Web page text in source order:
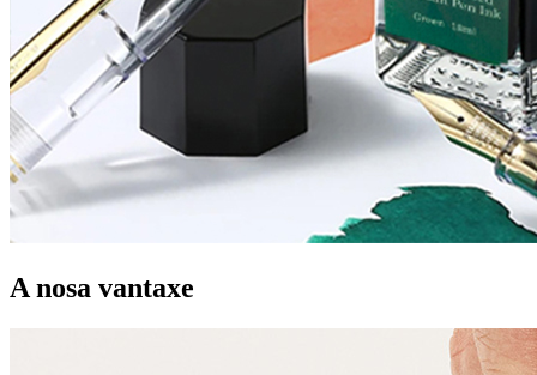
A nosa vantaxe